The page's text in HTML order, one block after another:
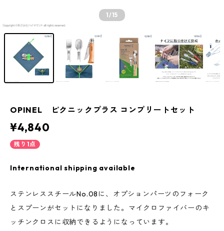
1/15
OPINEL ピクニックプラス コンプリートセット
¥4,840
残り1点
International shipping available
ステンレススチールNo.08に、オプションパーツのフォーク
とスプーンがセットになりました。マイクロファイバーのキ
ッチンクロスに収納できるようになっています。